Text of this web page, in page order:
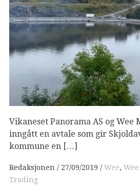
Vikaneset Panorama AS og Wee
inngått en avtale som gir
kommune en […]
Redaksjonen 27/09/2019 Wee,
Trading